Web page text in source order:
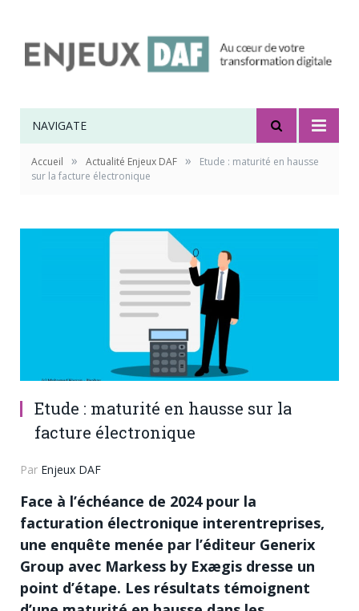
NAVIGATE
Accueil » Actualité Enjeux DAF »
Etude : maturité en hausse
sur la facture électronique
Etude : maturité en hausse sur la
facture électronique
Par Enjeux DAF
Face à l’échéance de 2024 pour la
facturation électronique interentreprises,
une enquête menée par l’éditeur Generix
Group avec Markess by Exægis dresse un
point d’étape. Les résultats témoignent